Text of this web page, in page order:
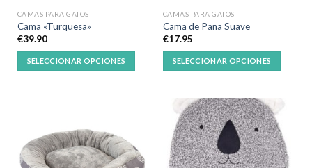
CAMAS PARA GATOS
Cama «Turquesa»
€39.90
SELECCIONAR OPCIONES
CAMAS PARA GATOS
Cama de Pana Suave
€17.95
SELECCIONAR OPCIONES